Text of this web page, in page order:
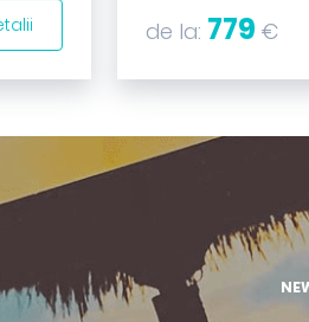
de la: 779 €